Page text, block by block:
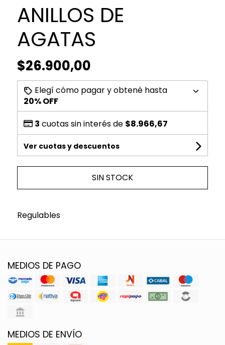
ANILLOS DE
AGATAS
$26.900,00
Elegí cómo pagar y obtené hasta
20% OFF
3 cuotas sin interés de $8.966,67
Ver cuotas y descuentos
SIN STOCK
Regulables
MEDIOS DE PAGO
MEDIOS DE ENVÍO